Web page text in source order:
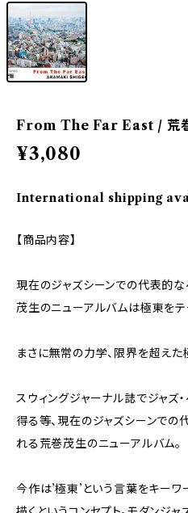
From The Far East / 荒
¥3,080
International shipping
【商品内容】
現在のジャズシーンでの代表的
茂生のニューアルバムは極東をテ
まさに無常の力学、限界を超えた
スウィングジャーナル誌でジャズ
得る等、現在のジャズシーンでの
れる荒巻茂生のニューアルバム。
今作は’極東’という言葉をキー